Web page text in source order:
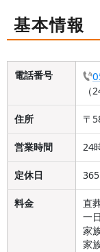
基本情報
電話番号
（
住所 〒
営業時間 24
定休日
料金
直
一
家
家